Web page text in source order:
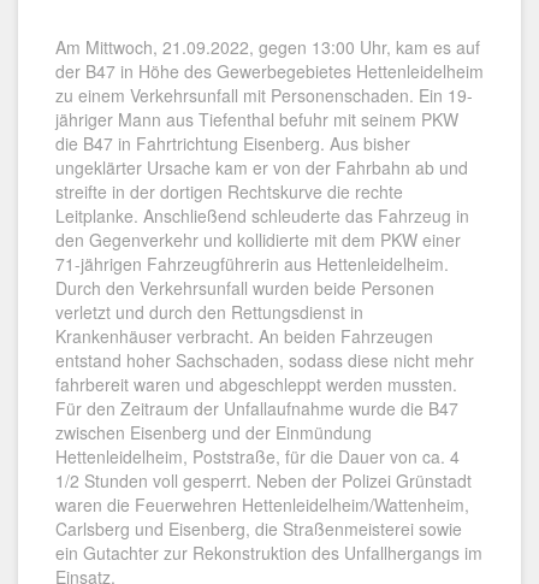
Am Mittwoch, 21.09.2022, gegen 13:00 Uhr, kam es auf
der B47 in Höhe des Gewerbegebietes Hettenleidelheim
zu einem Verkehrsunfall mit Personenschaden. Ein 19-
jähriger Mann aus Tiefenthal befuhr mit seinem PKW
die B47 in Fahrtrichtung Eisenberg. Aus bisher
ungeklärter Ursache kam er von der Fahrbahn ab und
streifte in der dortigen Rechtskurve die rechte
Leitplanke. Anschließend schleuderte das Fahrzeug in
den Gegenverkehr und kollidierte mit dem PKW einer
71-jährigen Fahrzeugführerin aus Hettenleidelheim.
Durch den Verkehrsunfall wurden beide Personen
verletzt und durch den Rettungsdienst in
Krankenhäuser verbracht. An beiden Fahrzeugen
entstand hoher Sachschaden, sodass diese nicht mehr
fahrbereit waren und abgeschleppt werden mussten.
Für den Zeitraum der Unfallaufnahme wurde die B47
zwischen Eisenberg und der Einmündung
Hettenleidelheim, Poststraße, für die Dauer von ca. 4
1/2 Stunden voll gesperrt. Neben der Polizei Grünstadt
waren die Feuerwehren Hettenleidelheim/Wattenheim,
Carlsberg und Eisenberg, die Straßenmeisterei sowie
ein Gutachter zur Rekonstruktion des Unfallhergangs im
Einsatz.